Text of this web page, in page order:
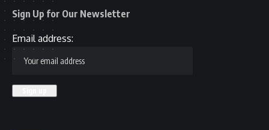
Sign Up for Our Newsletter
Email address: